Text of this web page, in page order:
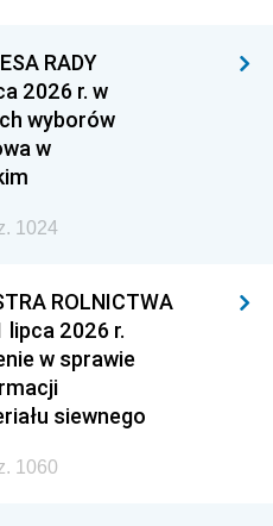
RADY
2026 r. w
wyborów
w
1024
ROLNICTWA
lipca 2026 r.
w sprawie
siewnego
1060